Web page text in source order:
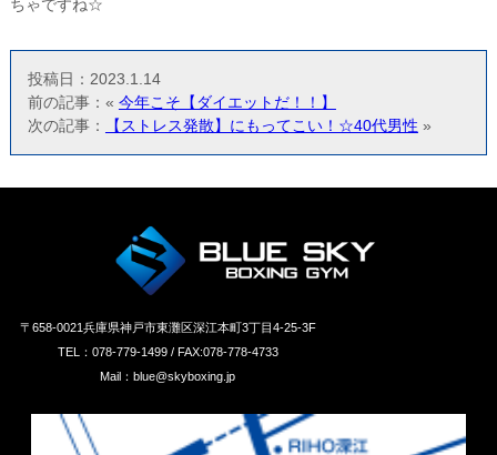
ちゃですね☆
投稿日：2023.1.14
前の記事：« 今年こそ【ダイエットだ！！】
次の記事：
【ストレス発散】にもってこい！☆40代男性 »
〒658‐0021兵庫県神戸市東灘区深江本町3丁目4-25-3F
TEL：078-779-1499 / FAX:078-778-4733
Mail：blue@skyboxing.jp